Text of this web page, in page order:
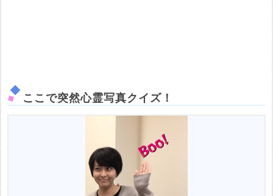
ここで突然心霊写真クイズ！